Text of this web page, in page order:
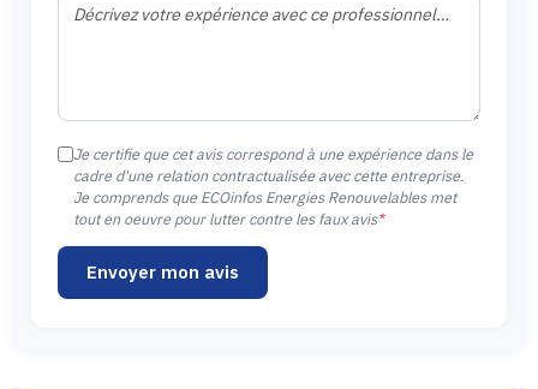
Je certifie que cet avis correspond à une expérience dans le
cadre d'une relation contractualisée avec cette entreprise.
Je comprends que ECOinfos Energies Renouvelables met
tout en oeuvre pour lutter contre les faux avis*
Envoyer mon avis